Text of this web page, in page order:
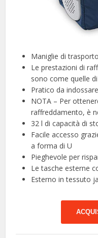
Maniglie di
Le prestazioni di
sono come quelle
Pratico da
NOTA – Per
raffreddamento, è
32 l di capacità di
Facile accesso
a forma di U
Pieghevole per
Le tasche esterne
Esterno in tessuto